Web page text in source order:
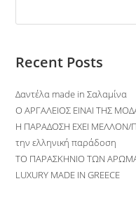
Recent Posts
Δαντέλα made in Σαλαμίνα
O ΑΡΓΑΛΕΙΟΣ ΕΙΝΑΙ ΤΗΣ
Η ΠΑΡΑΔΟΣΗ ΕΧΕΙ ΜΕΛΛΟΝ/
την ελληνική παράδοση
ΤΟ ΠΑΡΑΣΚΗΝΙΟ ΤΩΝ
LUXURY MADE IN GREECE